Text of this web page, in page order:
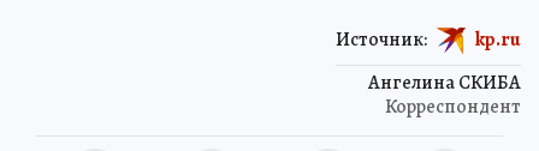
Ангелина СКИБА
Корреспондент
Источник: kp.ru